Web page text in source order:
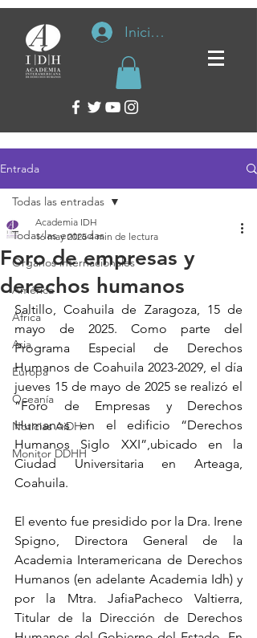
Iniciar sesión
Entrada
Todas las entradas
Organos internacionales
América
África
Asia
Europa
Oceanía
Noticias AiDH
Monitor DDHH
Todas las entradas
Foro de empresas y
derechos humanos
Academia IDH
16 may 2025 4 min de lectura
Saltillo, Coahuila de Zaragoza, 15 de
mayo de 2025. Como parte del
Programa Especial de Derechos
Humanos de Coahuila 2023-2029, el día
jueves 15 de mayo de 2025 se realizó el
“Foro de Empresas y Derechos
Humanos en el edificio “Derechos
Humanos Siglo XXI”,ubicado en la
Ciudad Universitaria en Arteaga,
Coahuila.
El evento fue presidido por la Dra. Irene
Spigno, Directora General de la
Academia Interamericana de Derechos
Humanos (en adelante Academia Idh) y
por la Mtra. JafiaPacheco Valtierra,
Titular de la Dirección de Derechos